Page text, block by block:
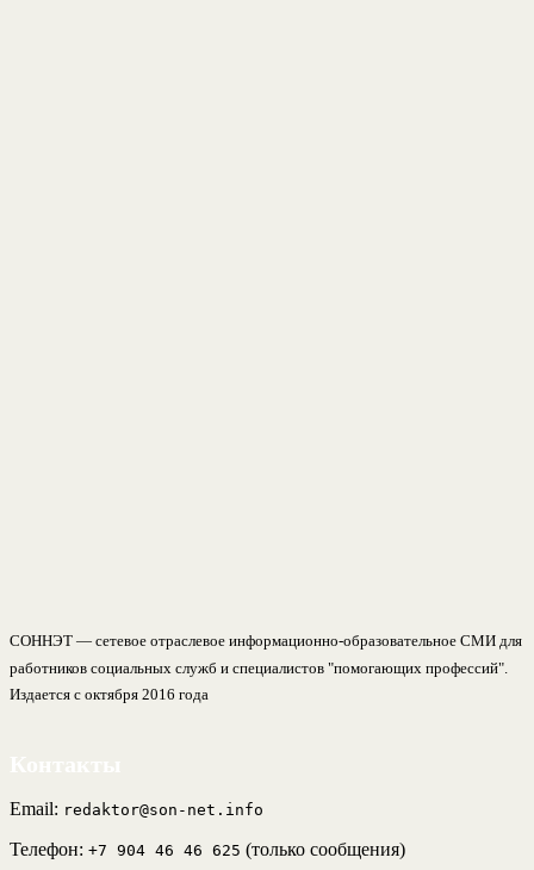
СОННЭТ — сетевое отраслевое информационно-образовательное СМИ для
работников социальных служб и специалистов "помогающих профессий".
Издается с октября 2016 года
Email: redaktor@son-net.info
Телефон: +7 904 46 46 625 (только сообщения)